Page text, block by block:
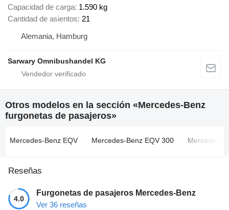
Capacidad de carga 1.590 kg
Cantidad de asientos 21
Alemania, Hamburg
Sarwary Omnibushandel KG
Otros modelos en la sección «Mercedes-Benz
furgonetas de pasajeros»
Mercedes-Benz EQV Mercedes-Benz EQV 300 Mercedes-
Reseñas
4.0
Furgonetas de pasajeros Mercedes-Benz
Ver 36 reseñas